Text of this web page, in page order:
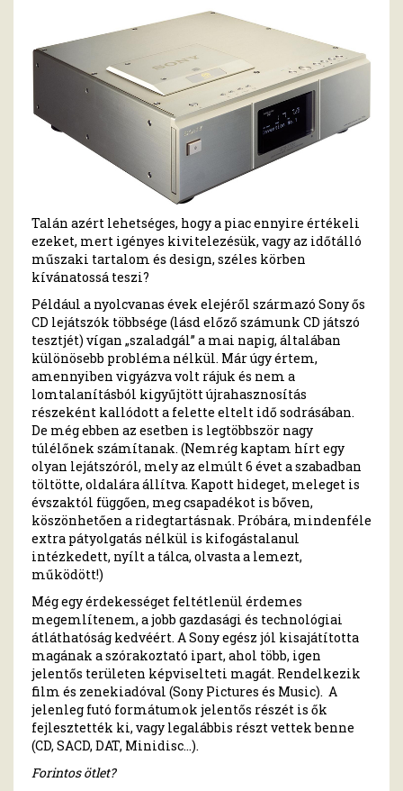
Talán azért lehetséges, hogy a piac ennyire értékeli
ezeket, mert igényes kivitelezésük, vagy az időtálló
műszaki tartalom és design, széles körben
kívánatossá teszi?
Például a nyolcvanas évek elejéről származó Sony ős
CD lejátszók többsége (lásd előző számunk CD játszó
tesztjét) vígan „szaladgál” a mai napig, általában
különösebb probléma nélkül. Már úgy értem,
amennyiben vigyázva volt rájuk és nem a
lomtalanításból kigyűjtött újrahasznosítás
részeként kallódott a felette eltelt idő sodrásában.
De még ebben az esetben is legtöbbször nagy
túlélőnek számítanak. (Nemrég kaptam hírt egy
olyan lejátszóról, mely az elmúlt 6 évet a szabadban
töltötte, oldalára állítva. Kapott hideget, meleget is
évszaktól függően, meg csapadékot is bőven,
köszönhetően a ridegtartásnak. Próbára, mindenféle
extra pátyolgatás nélkül is kifogástalanul
intézkedett, nyílt a tálca, olvasta a lemezt,
működött!)
Még egy érdekességet feltétlenül érdemes
megemlítenem, a jobb gazdasági és technológiai
átláthatóság kedvéért. A Sony egész jól kisajátította
magának a szórakoztató ipart, ahol több, igen
jelentős területen képviselteti magát. Rendelkezik
film és zenekiadóval (Sony Pictures és Music). A
jelenleg futó formátumok jelentős részét is ők
fejlesztették ki, vagy legalábbis részt vettek benne
(CD, SACD, DAT, Minidisc…).
Forintos ötlet?